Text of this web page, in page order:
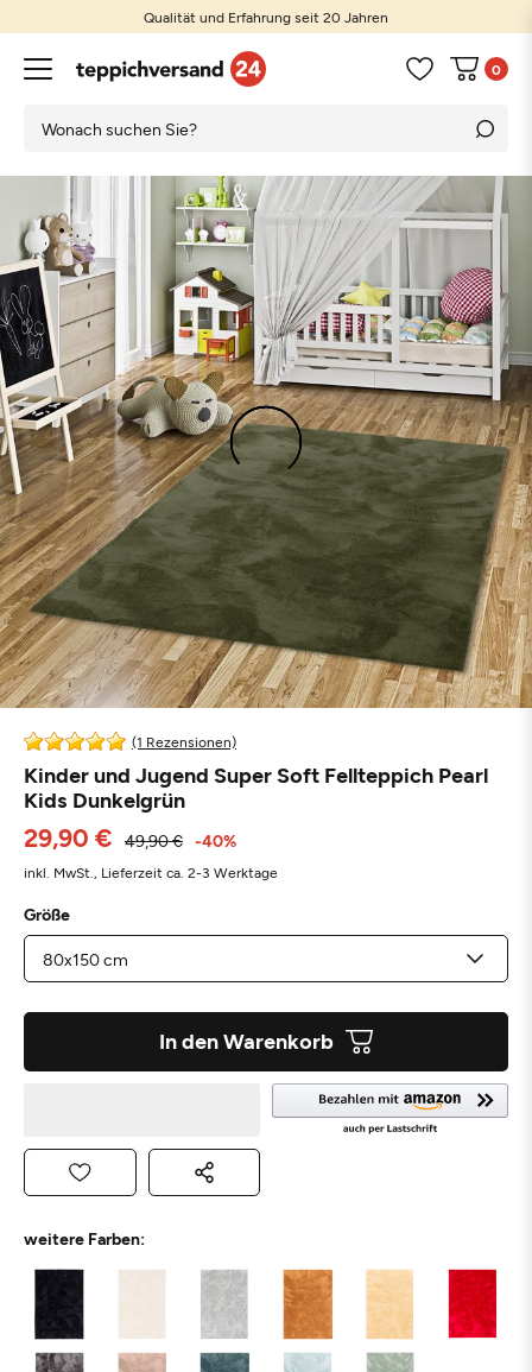
Qualität und Erfahrung seit 20 Jahren
0
(1 Rezensionen)
Kinder und Jugend Super Soft Fellteppich Pearl
Kids Dunkelgrün
29,90 € 49,90 € -40%
inkl. MwSt., Lieferzeit ca. 2-3 Werktage
Größe
In den Warenkorb
weitere Farben: